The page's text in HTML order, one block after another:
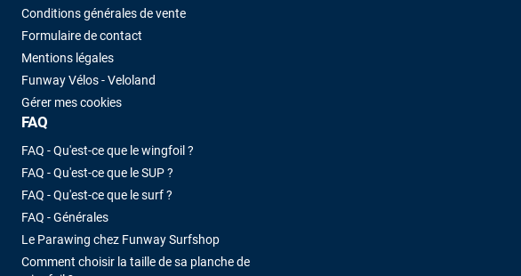
Conditions générales de vente
Formulaire de contact
Mentions légales
Funway Vélos - Veloland
Gérer mes cookies
FAQ
FAQ - Qu'est-ce que le wingfoil ?
FAQ - Qu'est-ce que le SUP ?
FAQ - Qu'est-ce que le surf ?
FAQ - Générales
Le Parawing chez Funway Surfshop
Comment choisir la taille de sa planche de